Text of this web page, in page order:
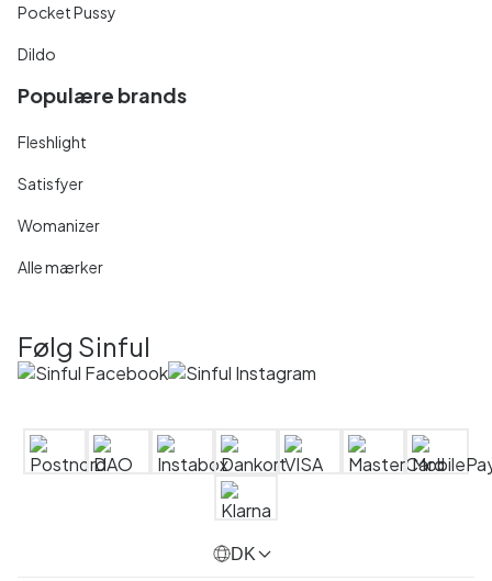
Pocket Pussy
Dildo
Populære brands
Fleshlight
Satisfyer
Womanizer
Alle mærker
Følg Sinful
DK